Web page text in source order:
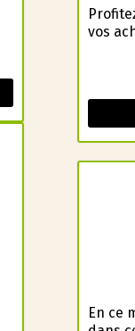
vos
En ce